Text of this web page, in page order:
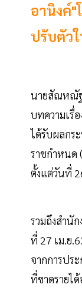
อานิงค์"
ปรับตัว
นายสัณหณัฐ
บทความเรื่อ
ได้รับผลกร
ราชกำหนด
ตั้งแต่วันที่
รวมถึงสำนั
ที่ 27 เม.ย
จากการปร
ที่ขาดรายไ